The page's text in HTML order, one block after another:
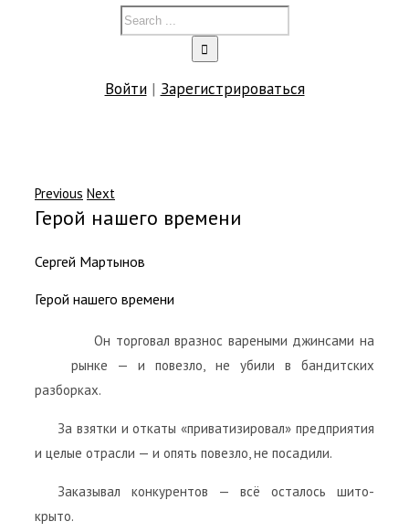
Войти| Зарегистрироваться
Previous Next
Герой нашего времени
Сергей Мартынов
Герой нашего времени
Он торговал вразнос вареными джинсами на
рынке — и повезло, не убили в бандитских
разборках.
За взятки и откаты «приватизировал» предприятия
и целые отрасли — и опять повезло, не посадили.
Заказывал конкурентов — всё осталось шито-
крыто.